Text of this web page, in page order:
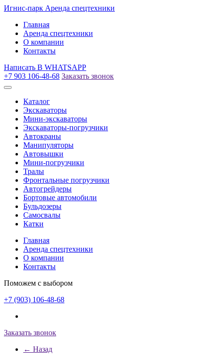
Игнис-парк Аренда спецтехники
Главная
Аренда спецтехники
О компании
Контакты
Написать В WHATSAPP
+7 903 106-48-68 Заказать звонок
Каталог
Экскаваторы
Мини-экскаваторы
Экскаваторы-погрузчики
Автокраны
Манипуляторы
Автовышки
Мини-погрузчики
Тралы
Фронтальные погрузчики
Автогрейдеры
Бортовые автомобили
Бульдозеры
Самосвалы
Катки
Главная
Аренда спецтехники
О компании
Контакты
Поможем с выбором
+7 (903) 106-48-68
Заказать звонок
← Назад